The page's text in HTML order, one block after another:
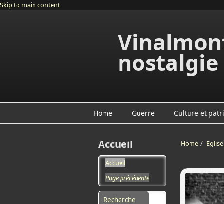
Skip to main content
nostalgie
Home Guerre Culture et
Accueil
Accueil
Page précédente
Search form
Home / Eglise